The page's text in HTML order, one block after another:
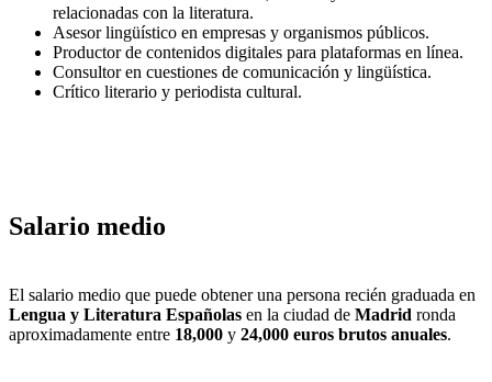
relacionadas con la literatura.
Asesor lingüístico en empresas y organismos públicos.
Productor de contenidos digitales para plataformas en línea.
Consultor en cuestiones de comunicación y lingüística.
Crítico literario y periodista cultural.
Salario medio
El salario medio que puede obtener una persona recién graduada en
Lengua y Literatura Españolas en la ciudad de Madrid ronda
aproximadamente entre 18,000 y 24,000 euros brutos anuales.